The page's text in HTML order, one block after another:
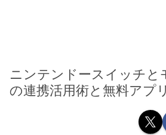
ニンテンドースイッチと
の連携活用術と無料アプ